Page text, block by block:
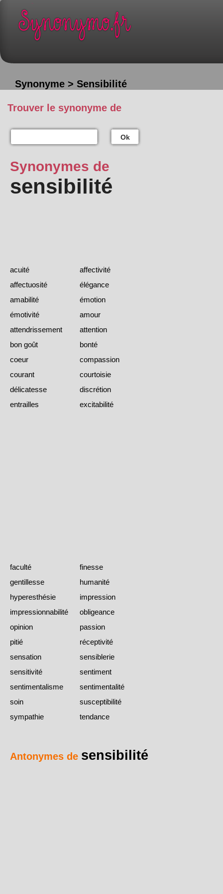
Synonyme > Sensibilité
Trouver le synonyme de
Ok
Synonymes de
sensibilité
acuité
affectivité
affectuosité
élégance
amabilité
émotion
émotivité
amour
attendrissement
attention
bon goût
bonté
coeur
compassion
courant
courtoisie
délicatesse
discrétion
entrailles
excitabilité
faculté
finesse
gentillesse
humanité
hyperesthésie
impression
impressionnabilité
obligeance
opinion
passion
pitié
réceptivité
sensation
sensiblerie
sensitivité
sentiment
sentimentalisme
sentimentalité
soin
susceptibilité
sympathie
tendance
Antonymes de sensibilité